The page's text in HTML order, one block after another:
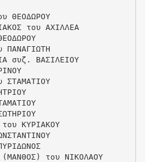
ΘΕΟΔΩΡΟΥ
του ΑΧΙΛΛΕΑ
ΠΑΝΑΓΙΩΤΗ
συζ. ΒΑΣΙΛΕΙΟΥ
ΣΤΑΜΑΤΙΟΥ
ΚΥΡΙΑΚΟΥ
(ΜΑΝΘΟΣ) του ΝΙΚΟΛΑΟΥ